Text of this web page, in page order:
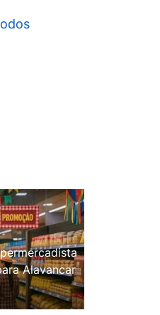
Alavancar